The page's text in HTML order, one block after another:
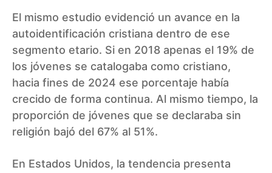
El mismo estudio evidenció un avance en la
autoidentificación cristiana dentro de ese
segmento etario. Si en 2018 apenas el 19% de
los jóvenes se catalogaba como cristiano,
hacia fines de 2024 ese porcentaje había
crecido de forma continua. Al mismo tiempo, la
proporción de jóvenes que se declaraba sin
religión bajó del 67% al 51%.
En Estados Unidos, la tendencia presenta